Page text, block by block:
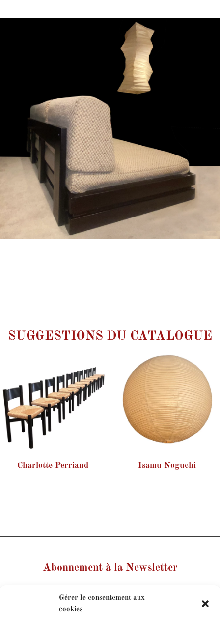
Gérer le consentement aux
cookies
SUGGESTIONS DU CATALOGUE
Charlotte Perriand Isamu Noguchi
Abonnement à la Newsletter